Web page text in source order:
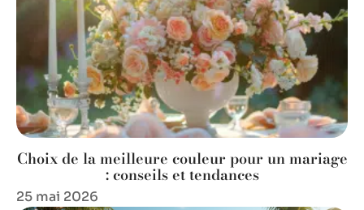
Choix de la meilleure couleur pour un mariage
: conseils et tendances
25 mai 2026